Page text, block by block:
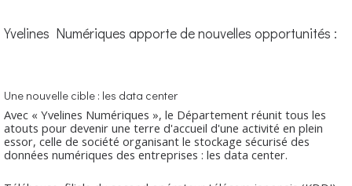
Yvelines Numériques apporte de nouvelles opportunités :
Une nouvelle cible : les data center
Avec « Yvelines Numériques », le Département réunit tous les
atouts pour devenir une terre d'accueil d'une activité en plein
essor, celle de société organisant le stockage sécurisé des
données numériques des entreprises : les data center.